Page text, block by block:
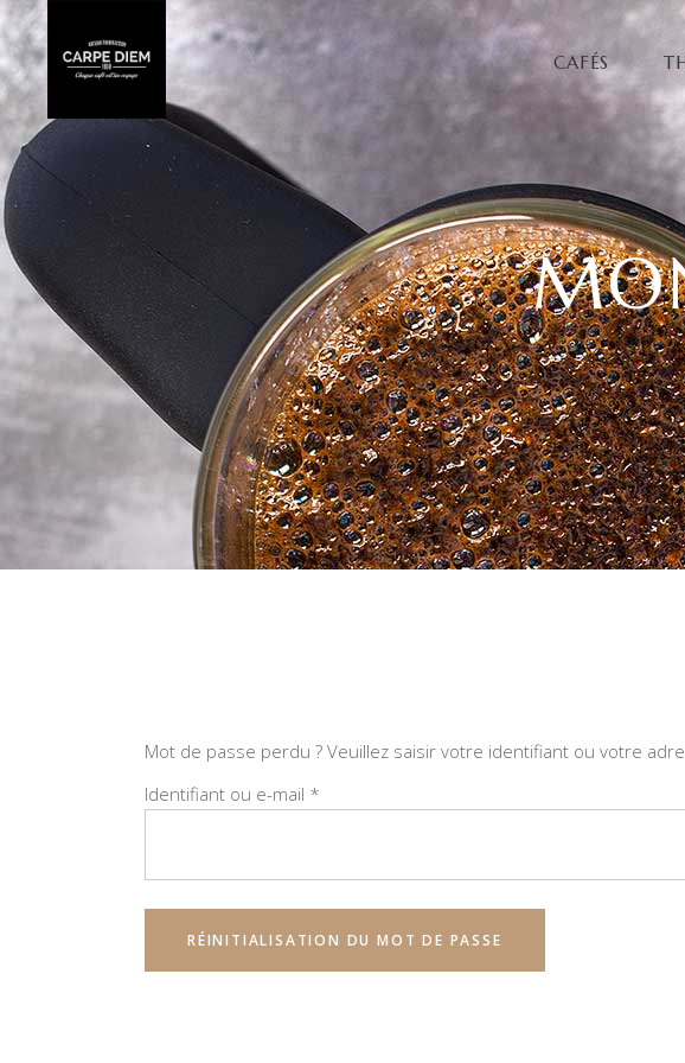
CAFÉS
Mot de passe perdu ? Veuillez saisir votre identifiant ou votre
Identifiant ou e-mail *
RÉINITIALISATION DU MOT DE PASSE